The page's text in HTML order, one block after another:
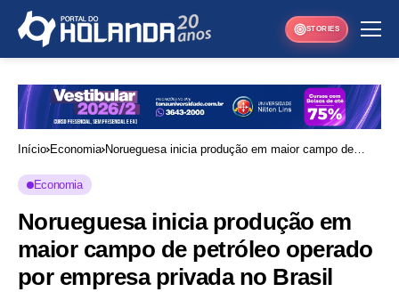
STORIES
Início Economia Norueguesa inicia produção em maior campo de
Economia
Norueguesa inicia produção em
maior campo de petróleo operado
por empresa privada no Brasil